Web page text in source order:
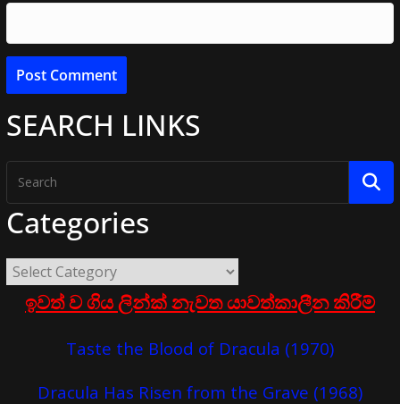
SEARCH LINKS
Categories
ඉවත් ව ගිය ලින්ක් නැවත යාවත්කාලීන කිරීම්
Taste the Blood of Dracula (1970)
Dracula Has Risen from the Grave (1968)